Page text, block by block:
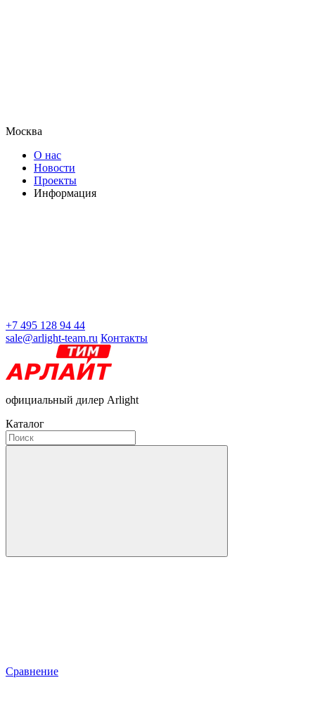
Москва
О нас
Новости
Проекты
Информация
+7 495 128 94 44
sale@arlight-team.ru Контакты
официальный дилер Arlight
Каталог
Сравнение